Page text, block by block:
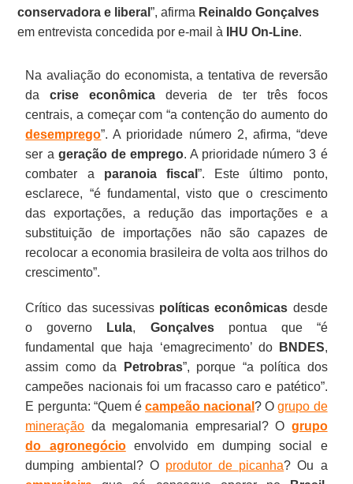
conservadora e liberal”, afirma Reinaldo Gonçalves
em entrevista concedida por e-mail à IHU On-Line.
Na avaliação do economista, a tentativa de reversão
dacrise econômica deveria de ter três focos
centrais, a começar com “a contenção do aumento do
desemprego”. A prioridade número 2, afirma, “deve
ser a geração de emprego. A prioridade número 3 é
combater a paranoia fiscal”. Este último ponto,
esclarece, “é fundamental, visto que o crescimento
das exportações, a redução das importações e a
substituição de importações não são capazes de
recolocar a economia brasileira de volta aos trilhos do
crescimento”.
Crítico das sucessivas políticas econômicas desde
o governo Lula, Gonçalvespontua que “é
fundamental que haja ‘emagrecimento’ do
BNDES,
assim como da
Petrobras”, porque “a política dos
campeões nacionais foi um fracasso caro e patético”.
E pergunta: “Quem é campeão nacional? Ogrupo de
mineração da megalomania empresarial? O grupo
do agronegócioenvolvido em dumping social e
dumping ambiental? O produtor de picanha? Ou a